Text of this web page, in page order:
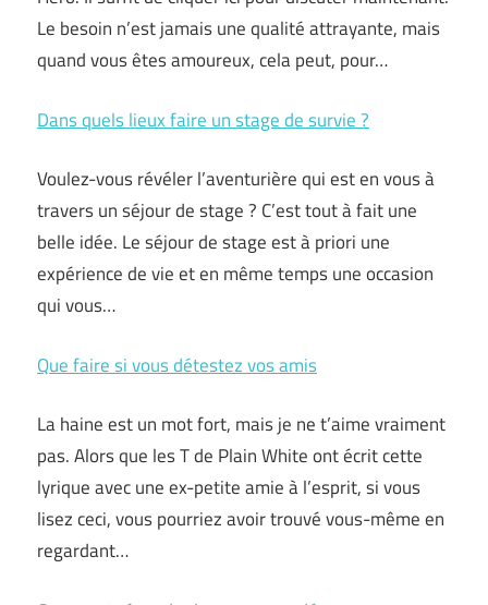
Le besoin n’est jamais une qualité attrayante, mais
quand vous êtes amoureux, cela peut, pour…
Dans quels lieux faire un stage de survie ?
Voulez-vous révéler l’aventurière qui est en vous à
travers un séjour de stage ? C’est tout à fait une
belle idée. Le séjour de stage est à priori une
expérience de vie et en même temps une occasion
qui vous…
Que faire si vous détestez vos amis
La haine est un mot fort, mais je ne t’aime vraiment
pas. Alors que les T de Plain White ont écrit cette
lyrique avec une ex-petite amie à l’esprit, si vous
lisez ceci, vous pourriez avoir trouvé vous-même en
regardant…